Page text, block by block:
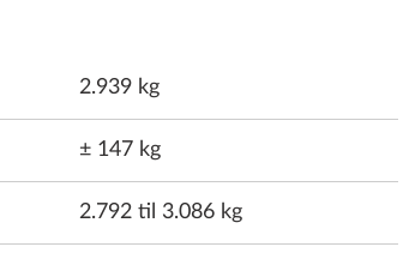
2.939 kg
± 147 kg
2.792 til 3.086 kg